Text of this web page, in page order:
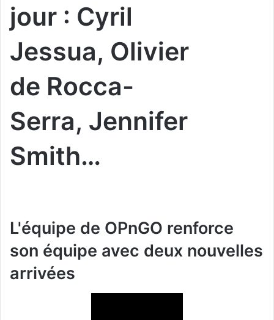
jour : Cyril
Jessua, Olivier
de Rocca-
Serra, Jennifer
Smith…
L'équipe de OPnGO renforce
son équipe avec deux nouvelles
arrivées